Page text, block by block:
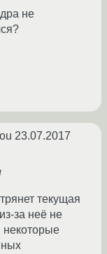
не
23.07.2017
текущая
за неё не
некоторые